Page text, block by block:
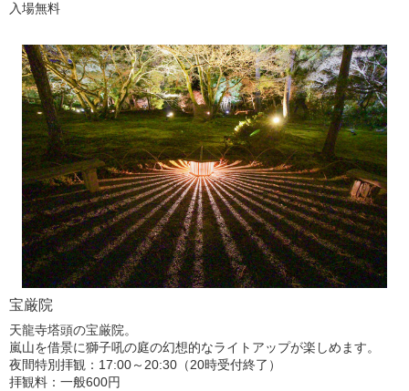
入場無料
宝厳院
天龍寺塔頭の宝厳院。
嵐山を借景に獅子吼の庭の幻想的なライトアップが楽しめます。
夜間特別拝観：17:00～20:30（20時受付終了）
拝観料：一般600円